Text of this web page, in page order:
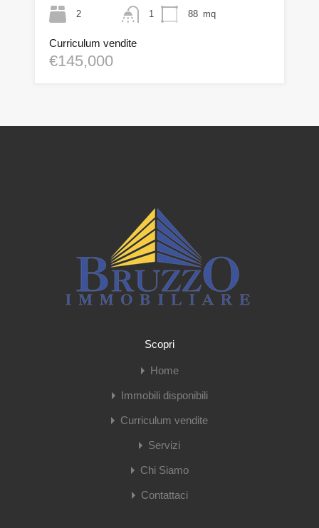
2
1
88 mq
Curriculum vendite
€145,000
Scopri
Home
Immobili disponibili
Curriculum vendite
Servizi
Chi Siamo
Contattaci